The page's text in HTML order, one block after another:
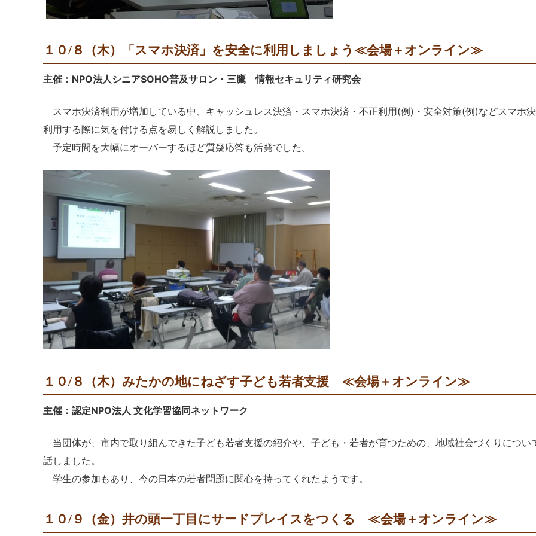
１０/８（木）「スマホ決済」を安全に利用しましょう≪会場＋オンライン≫
主催：NPO法人シニアSOHO普及サロン・三鷹 情報セキュリティ研究会
スマホ決済利用が増加している中、キャッシュレス決済・スマホ決済・不正利用(例)・安全対策(例)などスマホ
利用する際に気を付ける点を易しく解説しました。
予定時間を大幅にオーバーするほど質疑応答も活発でした。
１０/８（木）みたかの地にねざす子ども若者支援 ≪会場＋オンライン≫
主催：認定NPO法人 文化学習協同ネットワーク
当団体が、市内で取り組んできた子ども若者支援の紹介や、子ども・若者が育つための、地域社会づくりについ
話しました。
学生の参加もあり、今の日本の若者問題に関心を持ってくれたようです。
１０/９（金）井の頭一丁目にサードプレイスをつくる ≪会場＋オンライン≫